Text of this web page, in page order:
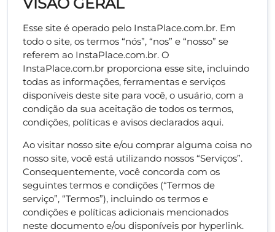
Esse site é operado pelo InstaPlace.com.br. Em
todo o site, os termos “nós”, “nos” e “nosso” se
referem ao InstaPlace.com.br. O
InstaPlace.com.br proporciona esse site, incluindo
todas as informações, ferramentas e serviços
disponíveis deste site para você, o usuário, com a
condição da sua aceitação de todos os termos,
condições, políticas e avisos declarados aqui.
Ao visitar nosso site e/ou comprar alguma coisa no
nosso site, você está utilizando nossos “Serviços”.
Consequentemente, você concorda com os
seguintes termos e condições (“Termos de
serviço”, “Termos”), incluindo os termos e
condições e políticas adicionais mencionados
neste documento e/ou disponíveis por hyperlink.